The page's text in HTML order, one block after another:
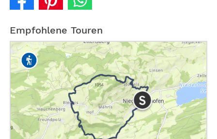
Empfohlene Touren